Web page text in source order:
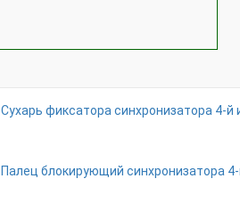
Сухарь фиксатора синхронизатора 4-й
Палец блокирующий синхронизатора